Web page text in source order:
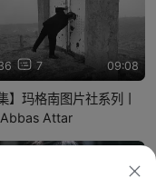
7 09:08
】玛格南图片社系列丨
Abbas Attar